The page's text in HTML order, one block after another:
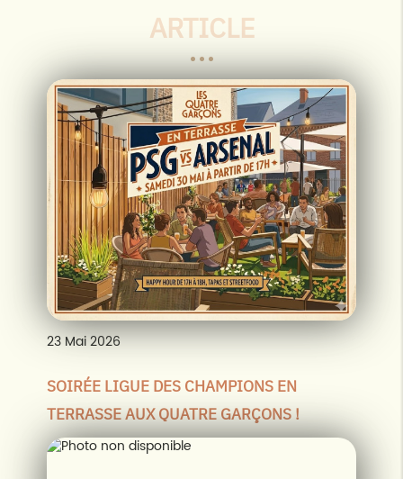
ARTICLE
23 Mai2026
SOIRÉE LIGUE DES CHAMPIONS EN
TERRASSE AUX QUATRE GARÇONS !